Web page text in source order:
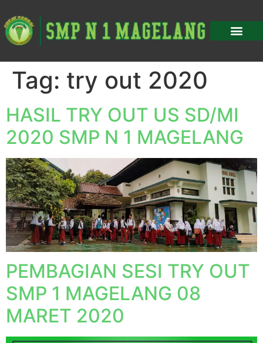
Tag: try out 2020
HASIL TRY OUT US SD/MI
2020 SMP N 1 MAGELANG
PEMBAGIAN SESI TRY OUT
SMP 1 MAGELANG 08
MARET 2020